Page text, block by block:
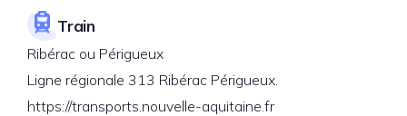
Train
Ribérac ou Périgueux
Ligne régionale 313 Ribérac Périgueux.
https://transports.nouvelle-aquitaine.fr